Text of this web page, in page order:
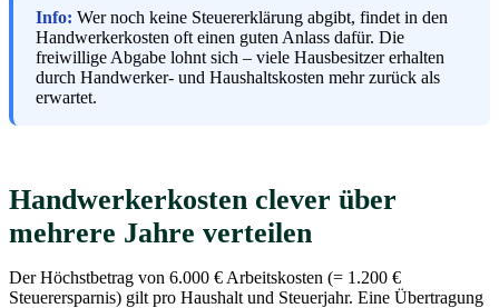
Info: Wer noch keine Steuererklärung abgibt, findet in den
Handwerkerkosten oft einen guten Anlass dafür. Die
freiwillige Abgabe lohnt sich – viele Hausbesitzer erhalten
durch Handwerker- und Haushaltskosten mehr zurück als
erwartet.
Handwerkerkosten clever über
mehrere Jahre verteilen
Der Höchstbetrag von 6.000 € Arbeitskosten (= 1.200 €
Steuerersparnis) gilt pro Haushalt und Steuerjahr. Eine Übertragung